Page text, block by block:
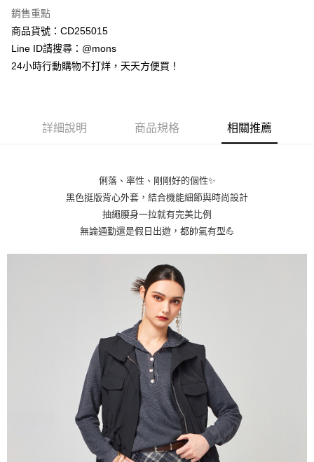
元大商業銀行
台新國際商業銀行
台灣樂天信用卡公司
聯邦商業銀行
元大商業銀行
玉山商業銀行
台灣樂天信用卡公司
街口支付
悠遊付
AFTEE先享後付是「在收到商品之後才付款」的支付方式。 讓您購物簡單
３．安心：先確認商品／服務後，再付款。
１．於結帳方式選擇「AFTEE先享後付」後，將跳轉至「AFTEE先享後付」
結帳頁面，進行簡訊認證並確認金額後，即可完成結帳。
３．收到繳費通知簡訊後14天內，點擊此簡訊中的連結，可透過四大超商／
ATM／網路銀行／等多元方式進行付款，方視為交易完成。
※ 請注意：結帳手續完成當下不需立刻繳費，但若您需要取消訂單，請聯絡
購買商品的店家。未經商家同意取消之訂單仍視為有效，需透過AFTEE先享
※ 交易是否成功請以「AFTEE先享後付 」之結帳頁面顯示為準，若有關於
是否繳費成功／繳費後需取消欲退款等相關疑問，請聯繫「AFTEE先享後付
https://netprotections.freshdesk.com/support/home
１．透過由恩沛科技股份有限公司提供之「AFTEE先享後付」服務完成之交
易，需依本服務之必要範圍內提供個人資料，並將交易相關給付款項請求債
權轉讓予恩沛科技股份有限公司。
２．關於個人資料處理事宜，請瀏覽以下網址：
https://aftee.tw/terms/#terms3
３．未成年的使用者請事先徵得法定代理人或監護人之同意方可使用
「AFTEE先享後付」，若未經同意申辦者引起之損失，本公司不負相關責
ATM付款
每筆NT$80，滿NT$1,000(含以上)免運費
付款後全家取貨
每筆NT$80，滿NT$1,000(含以上)免運費
每筆NT$80，滿NT$1,000(含以上)免運費
每筆NT$80，滿NT$1,000(含以上)免運費
每筆NT$100，滿NT$1,000(含以上)免運費
銷售重點
商品貨號：CD255015
Line ID請搜尋：@mons
24小時行動購物不打烊，天天方便買！
詳細說明 商品規格 相關推薦
俐落、率性、剛剛好的個性✨
黑色挺版背心外套，結合機能細節與時尚設計
抽繩腰身一拉就有完美比例
無論通勤還是假日出遊，都帥氣有型💪